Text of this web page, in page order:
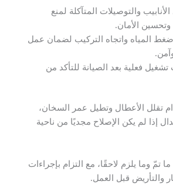
والتوصيلات المتآكلة لمنع
الأمان.
المياه واتجاه التركيب لضمان عمل
تشغيل فعلية بعد الصيانة للتأكد من
تقلل الأعطال وتطيل عمر السخان،
إذا لم يكن الإصلاح مجديًا من ناحية
ما تمّ وما يلزم لاحقًا، مع التزام بإجراءات
والتأريض قبل العمل.